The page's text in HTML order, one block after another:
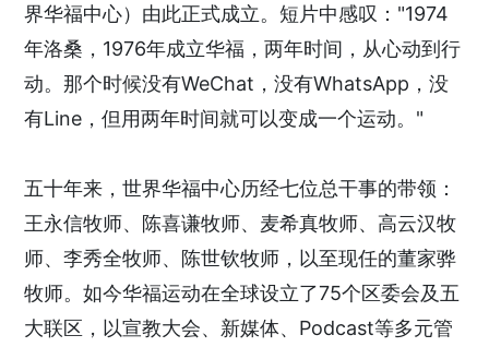
界华福中心）由此正式成立。短片中感叹："1974
年洛桑，1976年成立华福，两年时间，从心动到行
动。那个时候没有WeChat，没有WhatsApp，没
有Line，但用两年时间就可以变成一个运动。"
五十年来，世界华福中心历经七位总干事的带领：
王永信牧师、陈喜谦牧师、麦希真牧师、高云汉牧
师、李秀全牧师、陈世钦牧师，以至现任的董家骅
牧师。如今华福运动在全球设立了75个区委会及五
大联区，以宣教大会、新媒体、Podcast等多元管